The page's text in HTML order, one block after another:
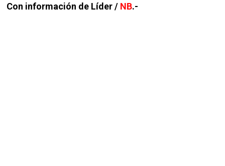
Con información de Líder / NB.-